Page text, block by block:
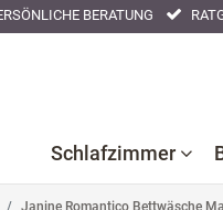
BERATUNG
Schlafzimmer
Janine Romantico Bettwäsche